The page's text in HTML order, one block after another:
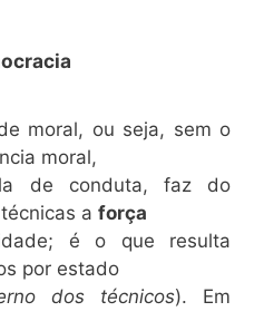
moral, ou seja, sem o
moral,
de conduta, faz do
a força
é o que resulta
por estado
dos técnicos). Em